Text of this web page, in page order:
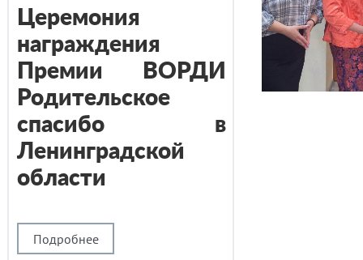
Подробнее
Церемония
награждения
Премии ВОРДИ
Родительское
спасибо в
Ленинградской
области